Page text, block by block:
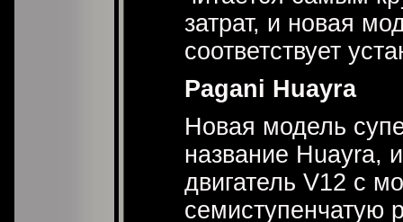
затрат, и новая
соответствует
Pagani Huayra
Новая модель
название Huayra,
двигатель V12 с
семиступенчатую